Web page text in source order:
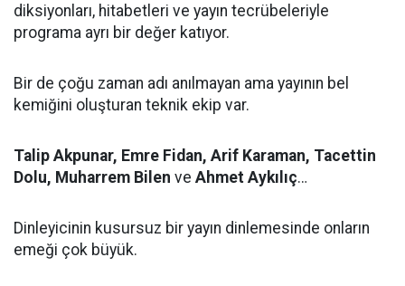
diksiyonları, hitabetleri ve yayın tecrübeleriyle
programa ayrı bir değer katıyor.
Bir de çoğu zaman adı anılmayan ama yayının bel
kemiğini oluşturan teknik ekip var.
Talip Akpunar, Emre Fidan, Arif Karaman, Tacettin
Dolu, Muharrem Bilen ve Ahmet Aykılıç…
Dinleyicinin kusursuz bir yayın dinlemesinde onların
emeği çok büyük.